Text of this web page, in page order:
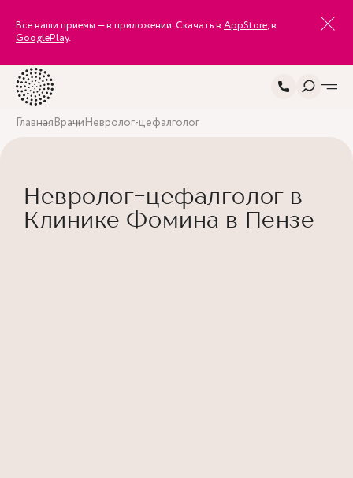
Все ваши приемы — в приложении. Скачать в AppStore, в
GooglePlay.
ГлавнаяВрачиНевролог-цефалголог
Невролог-цефалголог в
Клинике Фомина в Пензе